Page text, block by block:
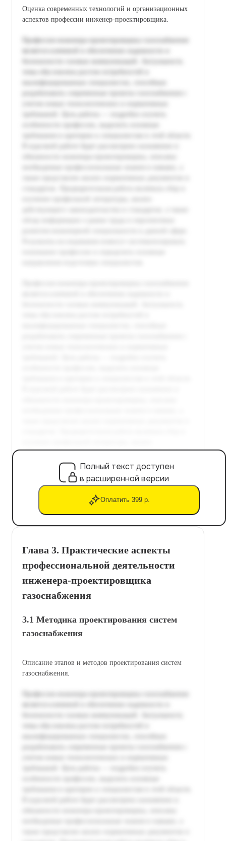
Оценка современных технологий и организационных
аспектов профессии инженер-проектировщика.
Полный текст доступен
в расширенной версии
Оплатить 399 р.
Глава 3. Практические аспекты
профессиональной деятельности
инженера-проектировщика
газоснабжения
3.1 Методика проектирования систем
газоснабжения
Описание этапов и методов проектирования систем
газоснабжения.